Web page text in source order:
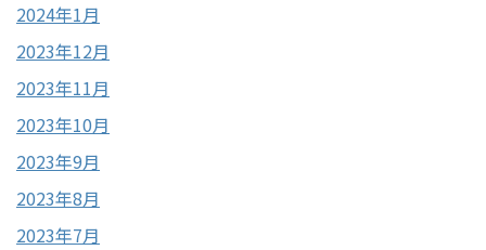
2024年1月
2023年12月
2023年11月
2023年10月
2023年9月
2023年8月
2023年7月